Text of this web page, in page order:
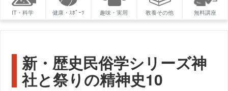
IT・科学 健康・ｽﾎﾟｰﾂ 趣味・実用 教養その他 無料講座
新・歴史民俗学シリーズ神
社と祭りの精神史10